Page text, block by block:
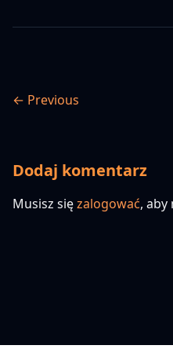
← Previous
Dodaj komentarz
Musisz sięzalogować, aby